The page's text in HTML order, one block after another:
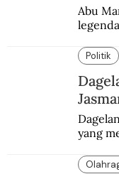
Abu
Politik
yang